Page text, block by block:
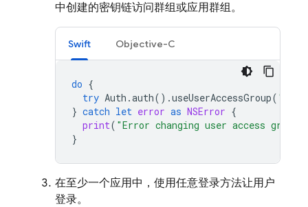
中创建的密钥链访问群组或应用群组。
Swift Objective-C
do {
try Auth .auth().useUserAccessGroup(
} catch let error as NSError {
print( "Error changing user access group:
}
在至少一个应用中，使用任意登录方法让用户
登录。